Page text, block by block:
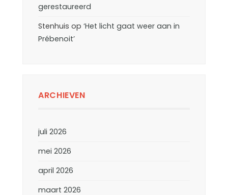
gerestaureerd
Stenhuis op ‘Het licht gaat weer aan in
Prébenoit’
ARCHIEVEN
juli 2026
mei 2026
april 2026
maart 2026